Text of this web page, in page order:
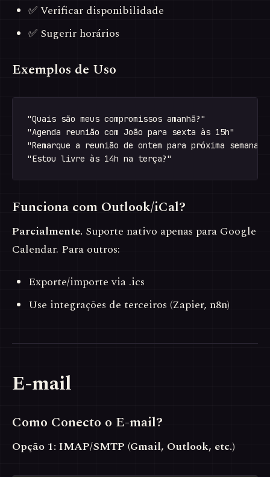
✅ Verificar disponibilidade
✅ Sugerir horários
Exemplos de Uso
"Quais são meus compromissos amanhã?"
"Agenda reunião com João para sexta às 15h"
"Remarque a reunião de ontem para próxima semana"
Funciona com Outlook/iCal?
Parcialmente. Suporte nativo apenas para Google
Calendar. Para outros:
Exporte/importe via .ics
Use integrações de terceiros (Zapier, n8n)
E-mail
Como Conecto o E-mail?
Opção 1: IMAP/SMTP (Gmail, Outlook, etc.)